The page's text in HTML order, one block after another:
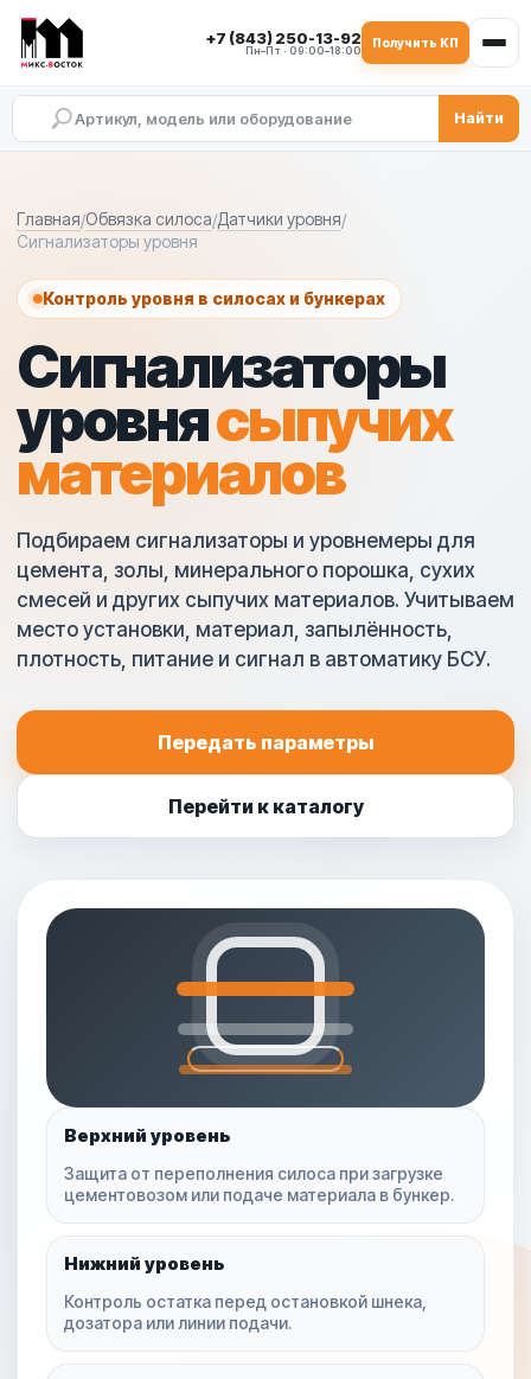
+7 (843) 250-13-92
Пн–Пт · 09:00–18:00
Получить КП
Найти
Главная/Обвязка силоса/Датчики уровня/
Сигнализаторы уровня
Контроль уровня в силосах и бункерах
Сигнализаторы
уровнясыпучих
материалов
Подбираем сигнализаторы и уровнемеры для
цемента, золы, минерального порошка, сухих
смесей и других сыпучих материалов. Учитываем
место установки, материал, запылённость,
плотность, питание и сигнал в автоматику БСУ.
Передать параметры
Перейти к каталогу
Верхний уровень
Защита от переполнения силоса при загрузке
цементовозом или подаче материала в бункер.
Нижний уровень
Контроль остатка перед остановкой шнека,
дозатора или линии подачи.